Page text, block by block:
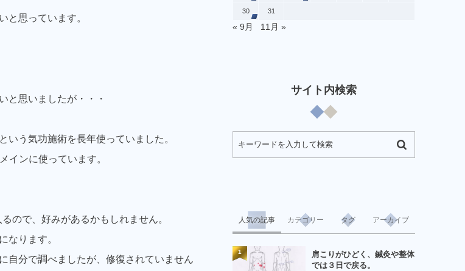
と思っています。
と思いましたが・・・
う気功施術を長年使っていました。
インに使っています。
ので、好みがあるかもしれません。
なります。
自分で調べましたが、修復されていません
30 31
« 9月 11月 »
サイト内検索
人気の記事 カテゴリー タグ アーカイブ
肩こりがひどく、鍼灸や整体
では３日で戻る。
1